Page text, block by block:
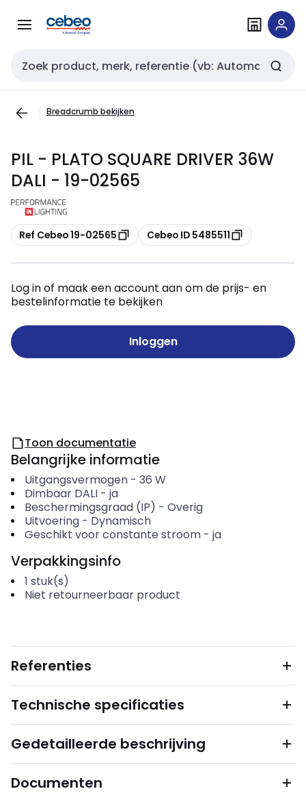
naar
naar
Zoekveld invoer
Breadcrumb bekijken
PIL - PLATO SQUARE DRIVER 36W
DALI - 19-02565
Kopiëren
Ref Cebeo 19-02565 Kopiëren
Cebeo ID 5485511
Log in of maak een account aan om de prijs- en
bestelinformatie te bekijken
Inloggen
Toon documentatie
Belangrijke informatie
Uitgangsvermogen- 36 W
Dimbaar DALI- ja
Beschermingsgraad (IP) - Overig
Uitvoering- Dynamisch
Geschikt voor constante stroom- ja
Verpakkingsinfo
1 stuk(s)
Niet retourneerbaar product
Referenties
Technische specificaties
Gedetailleerde beschrijving
Documenten